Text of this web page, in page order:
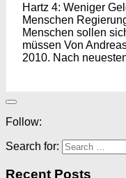
Hartz 4: Weniger
Menschen
Menschen sollen
müssen Von
2010. Nach
Follow:
Search for:
Recent Posts